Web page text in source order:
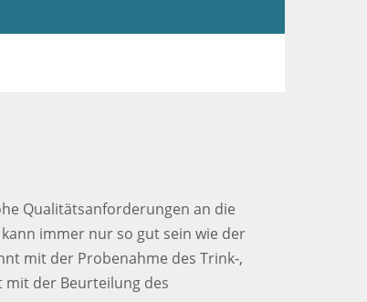
Qualitätsanforderungen an die
immer nur so gut sein wie der
mit der Probenahme des Trink-,
mit der Beurteilung des